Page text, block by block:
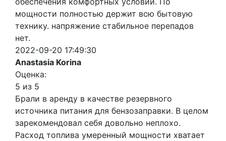
мощности полностью держит всю бытовую
технику. напряжение стабильное перепадов
нет.
2022-09-20 17:49:30
Anastasia Korina
Оценка:
5 из 5
Брали в аренду в качестве резервного
источника питания для бензозаправки. В целом
зарекомендовал себя довольно неплохо.
Расход топлива умеренный мощности хватает